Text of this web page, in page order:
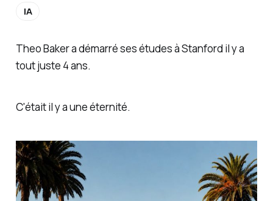
Theo Baker a démarré ses études à Stanford il y a
tout juste 4 ans.
C'était il y a une éternité.
IA